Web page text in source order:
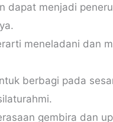
dapat menjadi
meneladani dan
berbagi pada
gembira dan